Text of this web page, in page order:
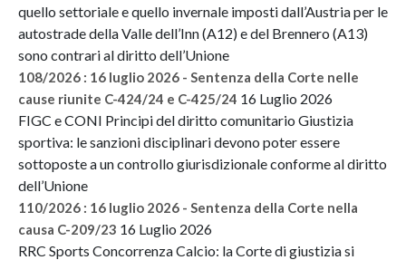
quello settoriale e quello invernale imposti dall’Austria per le
autostrade della Valle dell’Inn (A12) e del Brennero (A13)
sono contrari al diritto dell’Unione
108/2026 : 16 luglio 2026 - Sentenza della Corte nelle
cause riunite C-424/24 e C-425/24 16 Luglio 2026
FIGC e CONI Principi del diritto comunitario Giustizia
sportiva: le sanzioni disciplinari devono poter essere
sottoposte a un controllo giurisdizionale conforme al diritto
dell’Unione
110/2026 : 16 luglio 2026 - Sentenza della Corte nella
causa C-209/23 16 Luglio 2026
RRC Sports Concorrenza Calcio: la Corte di giustizia si